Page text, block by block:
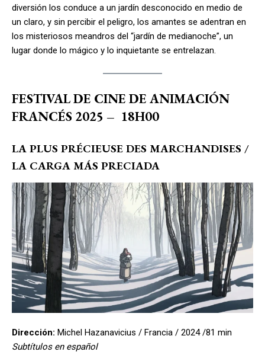
diversión los conduce a un jardín desconocido en medio de
un claro, y sin percibir el peligro, los amantes se adentran en
los misteriosos meandros del “jardín de medianoche”, un
lugar donde lo mágico y lo inquietante se entrelazan.
FESTIVAL DE CINE DE ANIMACIÓN
FRANCÉS 2025 – 18H00
LA PLUS PRÉCIEUSE DES MARCHANDISES /
LA CARGA MÁS PRECIADA
Dirección: Michel Hazanavicius / Francia / 2024 /81 min
Subtítulos en español